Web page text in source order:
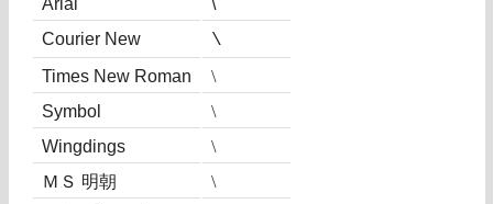
Arial
\
Courier New
\
Times New Roman
\
Symbol
\
Wingdings
\
ＭＳ 明朝
\